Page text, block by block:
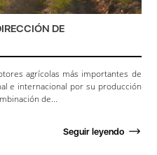
DE
agrícolas más importantes de
e internacional por su producción
de...
Seguir leyendo